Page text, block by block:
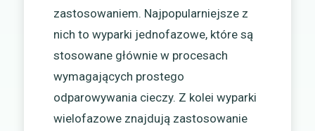
zastosowaniem. Najpopularniejsze z
nich to wyparki jednofazowe, które są
stosowane głównie w procesach
wymagających prostego
odparowywania cieczy. Z kolei wyparki
wielofazowe znajdują zastosowanie